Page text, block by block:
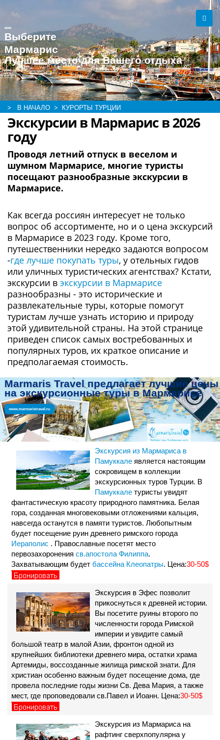
Выберите
Мармарис
Лучшее место для Вашего отдыха
> В НАЧАЛО > КУРОРТЫ ТУРЦИИ
Экскурсии в Мармарис в 2026
году
Проводя летний отпуск в веселом и
шумном Мармарисе, многие туристы
посещают разнообразные экскурсии в
Мармарисе.
Как всегда россиян интересует не только
вопрос об ассортименте, но и о цена экскурсий
в Мармарисе в 2023 году. Кроме того,
путешественники нередко задаются вопросом
-где лучше покупать туры, у отельных гидов
или уличных туристических агентствах? Кстати,
экскурсии в экскурсии в Мармарисе
разнообразны - это исторические и
развлекательные туры, которые помогут
туристам лучше узнать историю и природу
этой удивительной страны. На этой странице
приведен список самых востребованных и
популярных туров, их краткое описание и
предполагаемая стоимость.
Marmaris Travel предлагает лучшие цены
на экскурсионные туры в Мармарисе
www.marmaristravel.ru
Экскурсия из Мармариса в
Памуккале является настоящим
сокровищем в коллекции
экскурсионных туров Турции. В
Памуккале туристы увидят
фантастическую красоту природного памятника. Белая
гора, созданная многовековыми отложениями кальция,
навсегда останутся в памяти туристов. Любопытным
будет посещение руин древнего римского города
Иераполис . Православные посетят место
первозахоронения св.апостола Филиппа.
Захватывающим будет бассейна Клеопатры. Цена:30-50$
Экскурсия в Эфес позволит
прикоснуться к древней истории.
Вы посетите руины второго по
численности города Римской
империи и увидите самый
большой театр в малой Азии, фронтон одной из
крупнейших библиотеки древнего мира, остатки храма
Артемиды, воссозданные жилища римской знати. Для
христиан особенно важным будет посещение дома, где
провела последние годы жизни Св. Дева Мария, а также
мест, где проповедовали св.Павел и Иоанн. Цена:30-50$
Экскурсия из Мармариса на
рафтинг сверхпопулярна у